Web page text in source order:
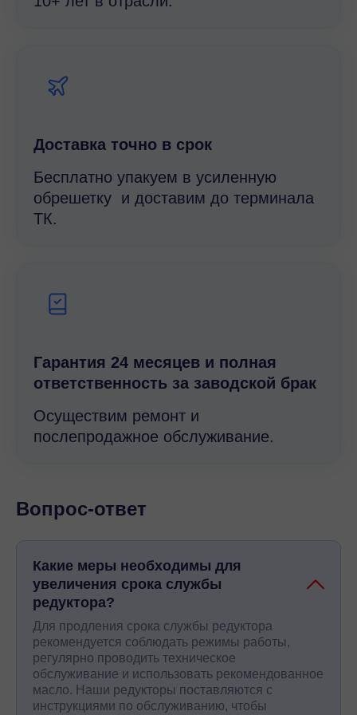
Доставка точно в срок
Бесплатно упакуем в усиленную
обрешетку и доставим до терминала
ТК.
Гарантия 24 месяцев и полная
ответственность за заводской брак
Осуществим ремонт и
послепродажное обслуживание.
Вопрос-ответ
Какие меры необходимы для
увеличения срока службы
редуктора?
Для продления срока службы редуктора
рекомендуется соблюдать режимы работы,
регулярно проводить техническое
обслуживание и использовать рекомендованное
масло. Наши редукторы поставляются с
инструкциями по обслуживанию, чтобы